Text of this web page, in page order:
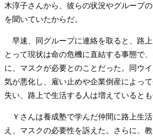
木淳子さんから、彼らの状況やグループ
を聞いていたからだ。
早速、同グループに連絡を取ると、路
とって現状は命の危機に直結する事態で
に、マスクが必要とのことだった。同ウ
気が悪化し、雇い止めや企業倒産によっ
失い、路上で生活する人は増えているとも
Ｙさんは養成塾で学んだ仲間に路上生
え、マスクの必要性を訴えた。さらに、